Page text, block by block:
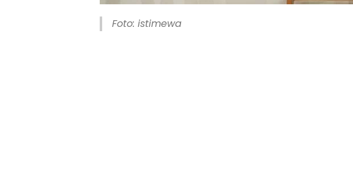
Foto: istimewa